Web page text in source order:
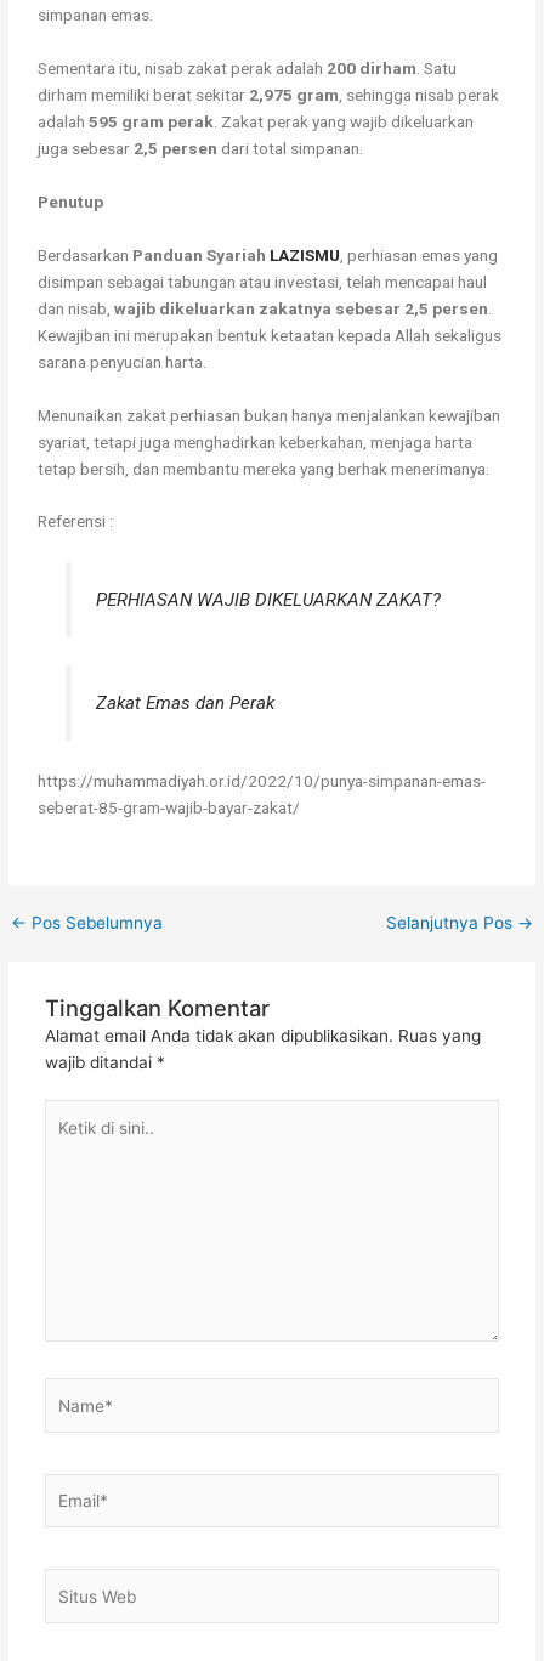
simpanan emas.
Sementara itu, nisab zakat perak adalah 200 dirham . Satu
dirham memiliki berat sekitar 2,975 gram , sehingga nisab perak
adalah595 gram perak . Zakat perak yang wajib dikeluarkan
juga sebesar 2,5 persen dari total simpanan.
Penutup
Berdasarkan Panduan Syariah LAZISMU , perhiasan emas yang
disimpan sebagai tabungan atau investasi, telah mencapai haul
dan nisab,wajib dikeluarkan zakatnya sebesar 2,5 persen
Kewajiban ini merupakan bentuk ketaatan kepada Allah sekaligus
sarana penyucian harta.
Menunaikan zakat perhiasan bukan hanya menjalankan kewajiban
syariat, tetapi juga menghadirkan keberkahan, menjaga harta
tetap bersih, dan membantu mereka yang berhak menerimanya.
Referensi :
PERHIASAN WAJIB DIKELUARKAN ZAKAT?
Zakat Emas dan Perak
https://muhammadiyah.or.id/2022/10/punya-simpanan-emas-
seberat-85-gram-wajib-bayar-zakat/
← Pos Sebelumnya Selanjutnya Pos →
Tinggalkan Komentar
Alamat email Anda tidak akan dipublikasikan. Ruas yang
wajib ditandai *
Web